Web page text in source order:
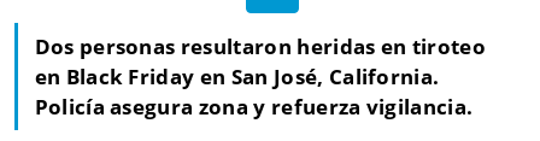
Dos personas resultaron heridas en tiroteo
en Black Friday en San José, California.
Policía asegura zona y refuerza vigilancia.